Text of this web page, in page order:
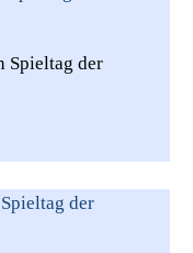
Spieltag der